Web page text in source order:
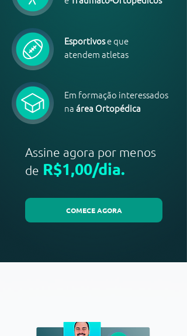
Esportivose que
atendem atletas
Em formação interessados
naárea Ortopédica
Assine agora por menos
de R$1,00/dia.
COMECE AGORA